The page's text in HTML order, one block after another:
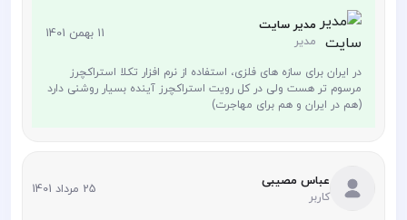
مدیر سایت
مدیر 11 بهمن 1401
در ایران برای سازه های فلزی، استفاده از نرم افزار تکلا استراکچرز
مرسوم تر هست ولی در کل رویت استراکچرز آینده بسیار روشنی دارد
(هم در ایران و هم برای مهاجرت)
عباس مصیبی
کاربر 25 مرداد 1401